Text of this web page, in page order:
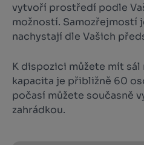
vytvoří prostředí podle
možností. Samozřejmostí
nachystají dle Vašich
K dispozici můžete mít sál
kapacita je přibližně 60
počasí můžete současně
zahrádkou.